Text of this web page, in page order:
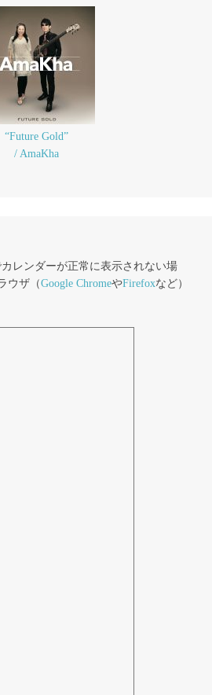
“Future Gold”
/ AmaKha
レンダーが正常に表示されない場
ウザ（Google ChromeやFirefoxなど）